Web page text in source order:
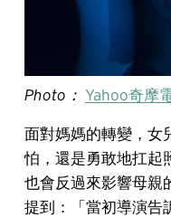
Photo： Yahoo奇摩
面對媽媽的轉變，女
怕，還是勇敢地扛起
也會反過來影響母親
提到：「當初導演告